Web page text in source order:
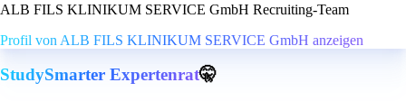
ALB FILS KLINIKUM SERVICE GmbH Recruiting-Team
Profil von ALB FILS KLINIKUM SERVICE GmbH anzeigen
StudySmarter Expertenrat🤫